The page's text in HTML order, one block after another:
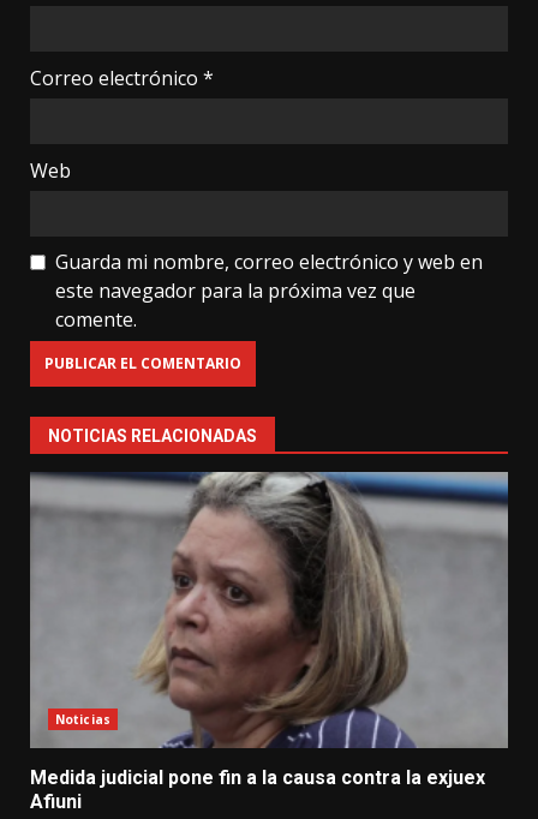
Correo electrónico *
Web
Guarda mi nombre, correo electrónico y web en
este navegador para la próxima vez que
comente.
NOTICIAS RELACIONADAS
Noticias
Medida judicial pone fin a la causa contra la exjuex
Afiuni